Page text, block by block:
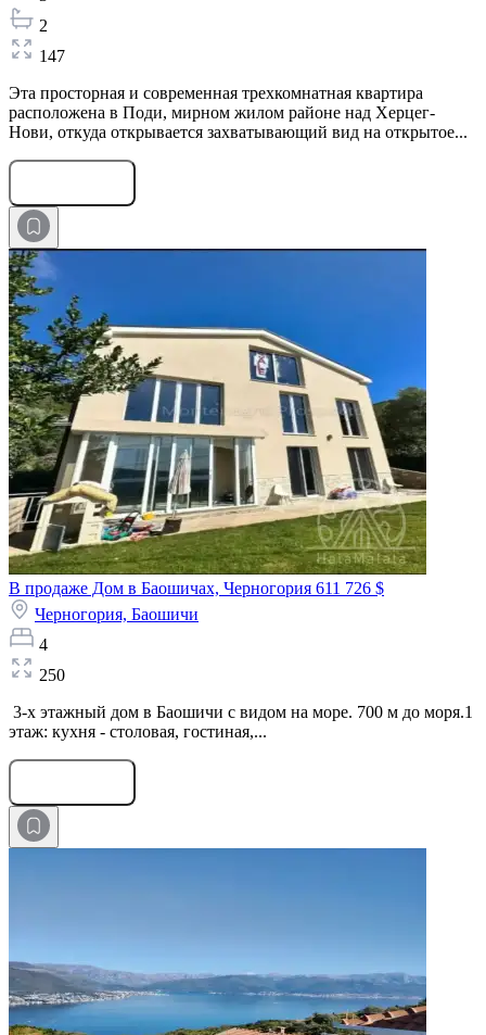
2
147
Эта просторная и современная трехкомнатная квартира
расположена в Поди, мирном жилом районе над Херцег-
Нови, откуда открывается захватывающий вид на открытое...
В продаже Дом в Баошичах, Черногория 611 726 $
Черногория, Баошичи
4
250
3-х этажный дом в Баошичи с видом на море. 700 м до моря.1
этаж: кухня - столовая, гостиная,...